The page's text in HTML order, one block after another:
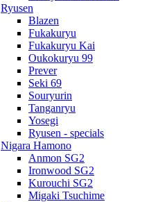
Ryusen
Blazen
Fukakuryu
Fukakuryu Kai
Oukokuryu 99
Prever
Seki 69
Souryurin
Tanganryu
Yosegi
Ryusen - specials
Nigara Hamono
Anmon SG2
Ironwood SG2
Kurouchi SG2
Migaki Tsuchime